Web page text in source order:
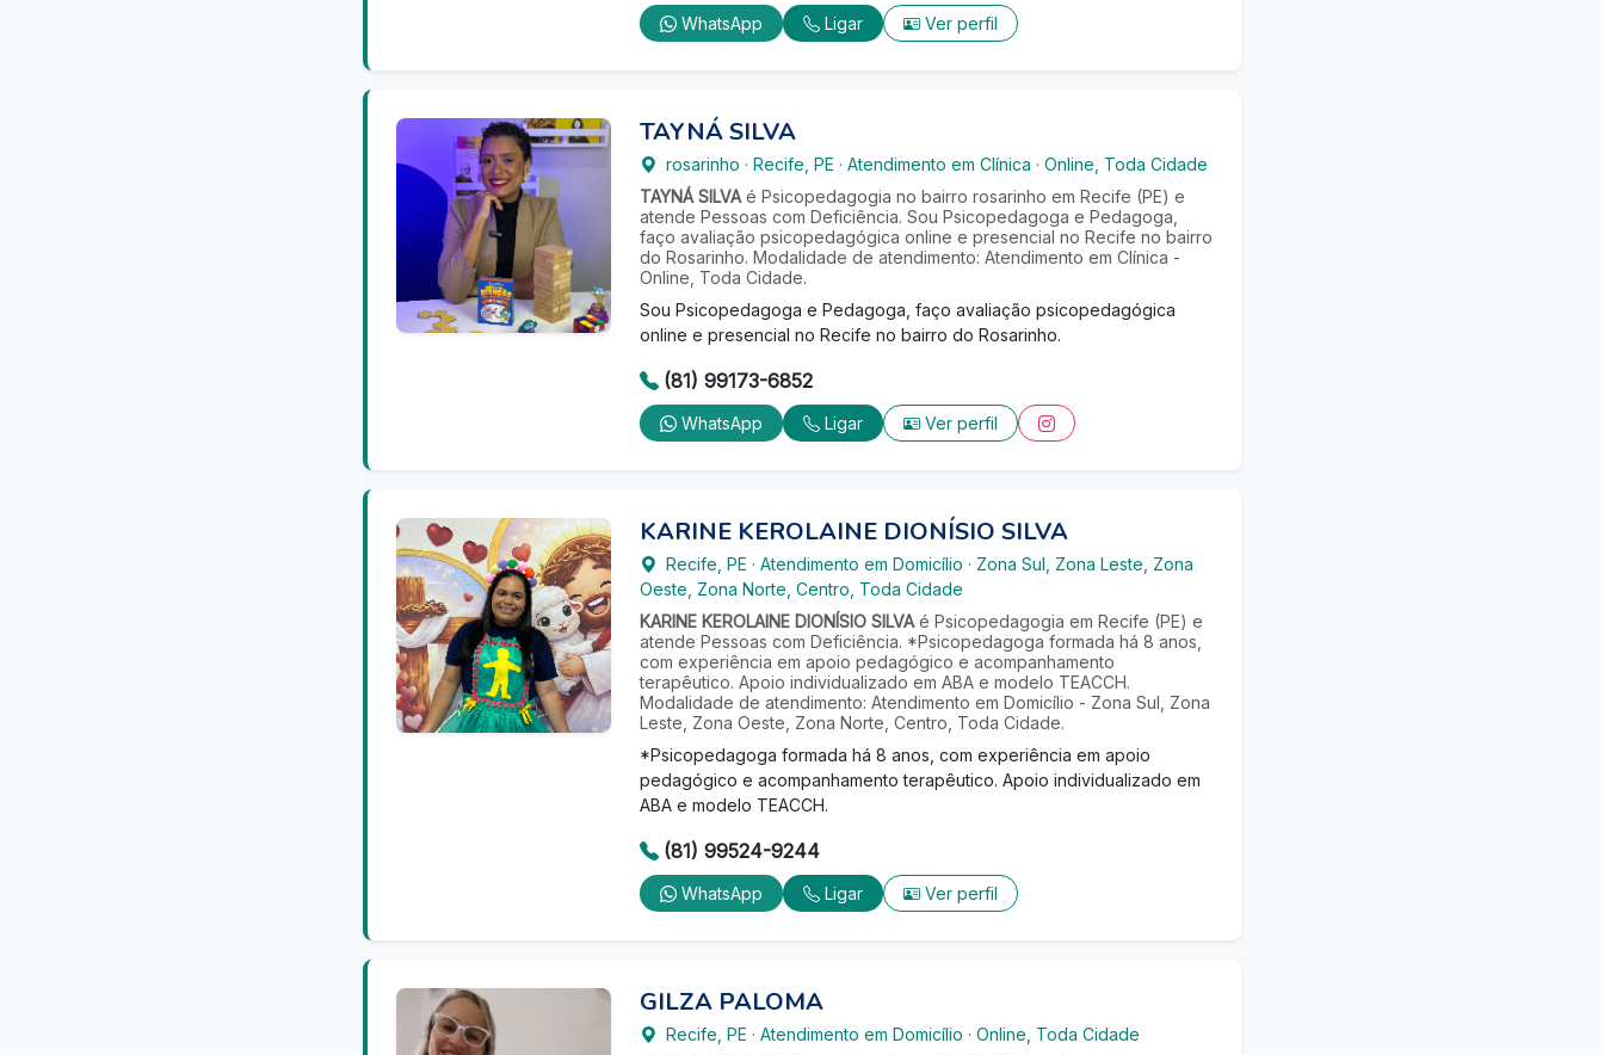
WhatsApp Ligar Ver perfil
TAYNÁ SILVA
rosarinho · Recife PE · Atendimento em Clínica · Online, Toda Cidade
TAYNÁ SILVA é Psicopedagogia no bairro rosarinho em Recife (PE) e
atende Pessoas com Deficiência. Sou Psicopedagoga e Pedagoga,
faço avaliação psicopedagógica online e presencial no Recife no bairro
do Rosarinho. Modalidade de atendimento: Atendimento em Clínica -
Online, Toda Cidade.
Sou Psicopedagoga e Pedagoga, faço avaliação psicopedagógica
online e presencial no Recife no bairro do Rosarinho.
(81) 99173-6852
WhatsApp Ligar Ver perfil
KARINE KEROLAINE DIONÍSIO SILVA
Recife PE · Atendimento em Domicílio · Zona Sul, Zona Leste, Zona
Oeste, Zona Norte, Centro, Toda Cidade
KARINE KEROLAINE DIONÍSIO SILVA é Psicopedagogia em Recife (PE) e
atende Pessoas com Deficiência. *Psicopedagoga formada há 8 anos,
com experiência em apoio pedagógico e acompanhamento
terapêutico. Apoio individualizado em ABA e modelo TEACCH.
Modalidade de atendimento: Atendimento em Domicílio - Zona Sul, Zona
Leste, Zona Oeste, Zona Norte, Centro, Toda Cidade.
*Psicopedagoga formada há 8 anos, com experiência em apoio
pedagógico e acompanhamento terapêutico. Apoio individualizado em
ABA e modelo TEACCH.
(81) 99524-9244
WhatsApp Ligar Ver perfil
GILZA PALOMA
Recife PE · Atendimento em Domicílio · Online, Toda Cidade